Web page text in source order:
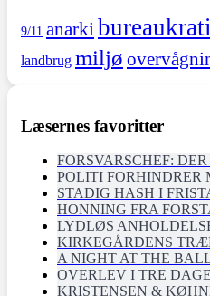
9/11 anarki bureaukrati
landbrug miljø
Læsernes favoritter
FORSVARSCHEF:
POLITI FORHINDRER
STADIG HASH I
HONNING FRA
LYDLØS
KIRKEGÅRDENS
A NIGHT AT THE
OVERLEV I TRE DAGE
KRISTENSEN &